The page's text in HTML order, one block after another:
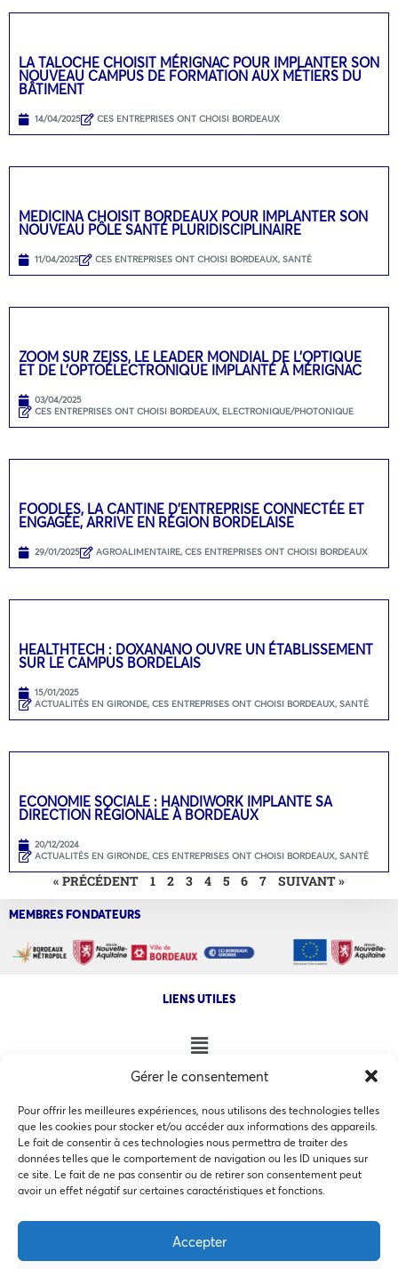
Gérer le consentement
Pour offrir les meilleures expériences, nous utilisons des technologies telles
que les cookies pour stocker et/ou accéder aux informations des appareils.
Le fait de consentir à ces technologies nous permettra de traiter des
données telles que le comportement de navigation ou les ID uniques sur
ce site. Le fait de ne pas consentir ou de retirer son consentement peut
avoir un effet négatif sur certaines caractéristiques et fonctions.
Accepter
Ce site utilise des cookies pour les statistiques et pour
politique de confidentialité
LA TALOCHE CHOISIT MÉRIGNAC POUR IMPLANTER SON
NOUVEAU CAMPUS DE FORMATION AUX MÉTIERS DU
BÂTIMENT
14/04/2025 CES ENTREPRISES ONT CHOISI BORDEAUX
MEDICINA CHOISIT BORDEAUX POUR IMPLANTER SON
NOUVEAU PÔLE SANTÉ PLURIDISCIPLINAIRE
11/04/2025 CES ENTREPRISES ONT CHOISI BORDEAUX, SANTÉ
ZOOM SUR ZEISS, LE LEADER MONDIAL DE L’OPTIQUE
ET DE L’OPTOÉLECTRONIQUE IMPLANTÉ À MÉRIGNAC
03/04/2025
CES ENTREPRISES ONT CHOISI BORDEAUX, ELECTRONIQUE/PHOTONIQUE
FOODLES, LA CANTINE D’ENTREPRISE CONNECTÉE ET
ENGAGÉE, ARRIVE EN RÉGION BORDELAISE
29/01/2025 AGROALIMENTAIRE, CES ENTREPRISES ONT CHOISI BORDEAUX
HEALTHTECH : DOXANANO OUVRE UN ÉTABLISSEMENT
SUR LE CAMPUS BORDELAIS
15/01/2025
ACTUALITÉS EN GIRONDE, CES ENTREPRISES ONT CHOISI BORDEAUX, SANTÉ
ECONOMIE SOCIALE : HANDIWORK IMPLANTE SA
DIRECTION RÉGIONALE À BORDEAUX
20/12/2024
ACTUALITÉS EN GIRONDE, CES ENTREPRISES ONT CHOISI BORDEAUX, SANTÉ
« PRÉCÉDENT 1 2 3 4 5 6 7 SUIVANT »
MEMBRES FONDATEURS
LIENS UTILES
NOS AUTRES SITES
COPYRIGHT @ 2026 - INVEST IN BORDEAUX - 32 Allées d'Orléans